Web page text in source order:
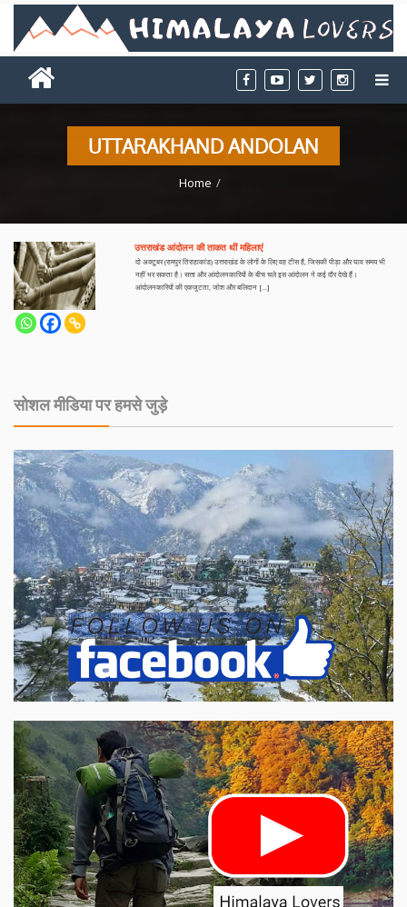
UTTARAKHAND ANDOLAN
Home
उत्तराखंड आंदोलन की ताकत थीं महिलाएं
दो अक्टूबर (रामपुर तिराहाकांड) उत्तराखंड के लोगों के लिए वह टीस है, जिसकी पीड़ा और घाव समय भी
नहीं भर सकता है। सत्ता और आंदोलनकारियों के बीच चले इस आंदोलन ने कई दौर देखे हैं।
आंदोलनकारियों की एकजुटता, जोश और बलिदान […]
सोशल मीडिया पर हमसे जुड़े